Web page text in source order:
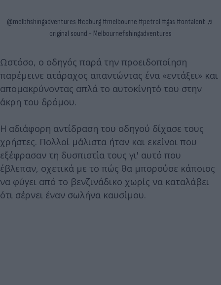
@melbfishingadventures #coburg #melbourne #petrol #gas #ontalent ♬
original sound - Melbournefishingadventures
Ωστόσο, ο οδηγός παρά την προειδοποίηση
παρέμεινε ατάραχος απαντώντας ένα «εντάξει» και
απομακρύνοντας απλά το αυτοκίνητό του στην
άκρη του δρόμου.
Η αδιάφορη αντίδραση του οδηγού δίχασε τους
χρήστες. Πολλοί μάλιστα ήταν και εκείνοι που
εξέφρασαν τη δυσπιστία τους γι' αυτό που
έβλεπαν, σχετικά με το πώς θα μπορούσε κάποιος
να φύγει από το βενζινάδικο χωρίς να καταλάβει
ότι σέρνει έναν σωλήνα καυσίμου.